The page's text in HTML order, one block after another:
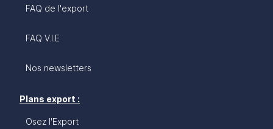
FAQ de l'export
FAQ V.I.E
Nos newsletters
Plans export :
Osez l'Export